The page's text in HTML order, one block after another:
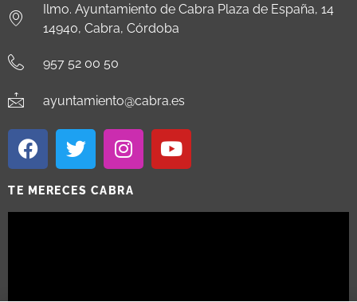
Ilmo. Ayuntamiento de Cabra Plaza de España, 14
14940, Cabra, Córdoba
957 52 00 50
ayuntamiento@cabra.es
TE MERECES CABRA